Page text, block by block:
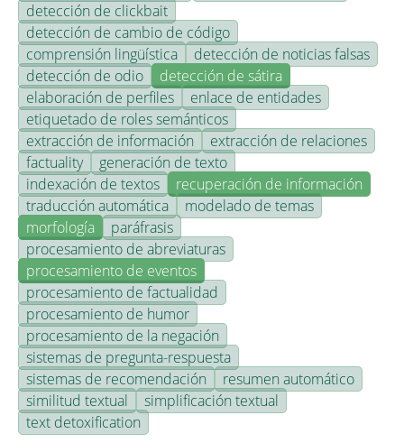
detección de clickbait
detección de cambio de código
comprensión lingüística
detección de noticias falsas
detección de odio
detección de sátira
elaboración de perfiles
enlace de entidades
etiquetado de roles semánticos
extracción de información
extracción de relaciones
factuality
generación de texto
indexación de textos
recuperación de información
traducción automática
modelado de temas
morfología
paráfrasis
procesamiento de abreviaturas
procesamiento de eventos
procesamiento de factualidad
procesamiento de humor
procesamiento de la negación
sistemas de pregunta-respuesta
sistemas de recomendación
resumen automático
similitud textual
simplificación textual
text detoxification